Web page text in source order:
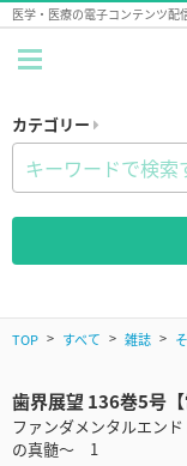
医学・医療の電子コンテンツ配
カテゴリー
TOP すべて 雑誌
歯界展望 136巻5号【
ファンダメンタルエン
の真髄～ 1